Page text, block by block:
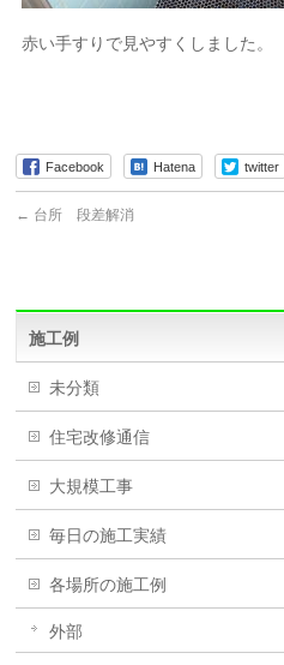
赤い手すりで見やすくしました。
Facebook Hatena twitter
← 台所 段差解消
施工例
未分類
住宅改修通信
大規模工事
毎日の施工実績
各場所の施工例
外部